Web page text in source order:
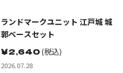
ランドマークユニット 江戸城 城
郭ベースセット
￥2,640(税込)
2026.07.28